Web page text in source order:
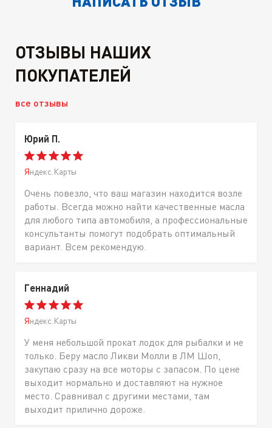
ОТЗЫВЫ НАШИХ
ПОКУПАТЕЛЕЙ
все отзывы
Юрий П.
Яндекс.Карты
Очень повезло, что ваш магазин находится возле
работы. Всегда можно найти качественные масла
для любого типа автомобиля, а профессиональные
консультанты помогут подобрать оптимальный
вариант. Всем рекомендую.
Геннадий
Яндекс.Карты
У меня небольшой прокат лодок для рыбалки и не
только. Беру масло Ликви Молли в ЛМ Шоп,
закупаю сразу на все моторы с запасом. По цене
выходит нормально и доставляют на нужное
место. Сравнивал с другими местами, там
выходит прилично дороже.